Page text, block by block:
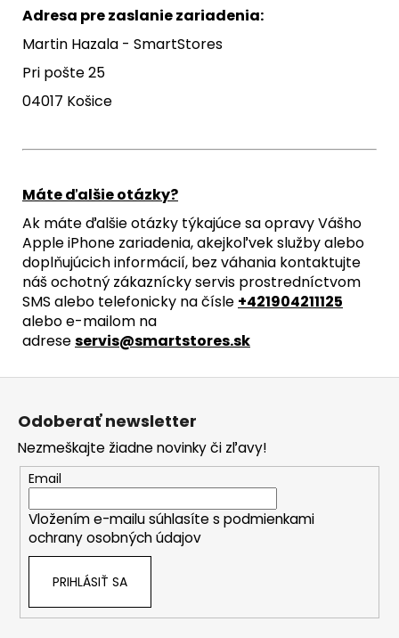
Adresa pre zaslanie zariadenia:
Martin Hazala - SmartStores
Pri pošte 25
04017 Košice
Máte ďalšie otázky?
Ak máte ďalšie otázky týkajúce sa opravy Vášho
Apple iPhone zariadenia, akejkoľvek služby alebo
doplňujúcich informácií, bez váhania kontaktujte
náš ochotný zákaznícky servis prostredníctvom
SMS alebo telefonicky na čísle +421904211125
alebo e-mailom na
adreseservis@smartstores.sk
Z
Odoberať newsletter
Nezmeškajte žiadne novinky či zľavy!
Email
Vložením e-mailu súhlasíte s podmienkami
ochrany osobných údajov
PRIHLÁSIŤ SA